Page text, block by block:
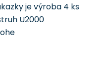
je výroba 4 ks
U2000